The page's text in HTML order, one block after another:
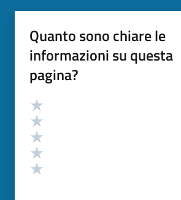
Quanto sono chiare le
informazioni su questa
pagina?
Valutazione